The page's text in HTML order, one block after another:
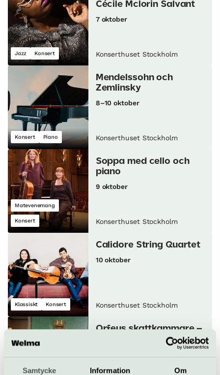
Samtycke Information Om
Jazz Konsert
Cécile Mclorin Salvant
7 oktober
Konserthuset Stockholm
Konsert Piano
Mendelssohn och
Zemlinsky
8–10 oktober
Konserthuset Stockholm
Matevenemang
Konsert
Soppa med cello och
piano
9 oktober
Konserthuset Stockholm
Klassiskt Konsert
Calidore String Quartet
10 oktober
Konserthuset Stockholm
Orfeus skattkammare –
Stylus Phantasticus